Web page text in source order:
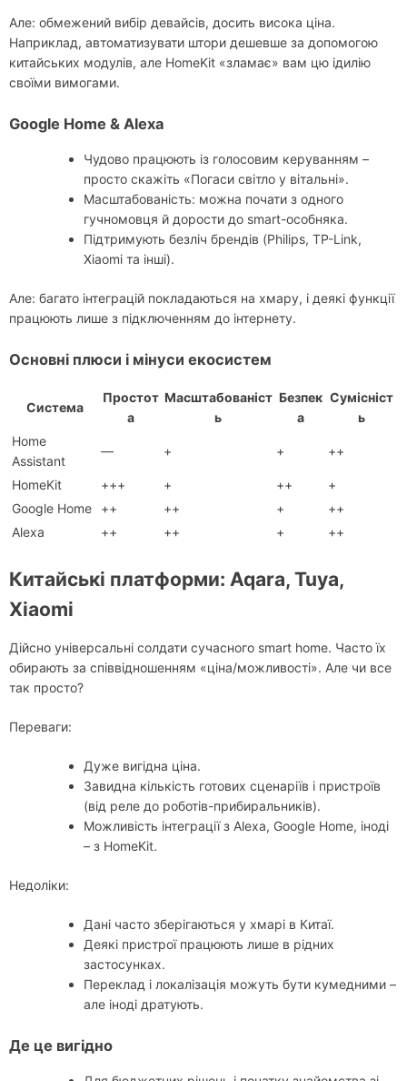
Але: обмежений вибір девайсів, досить висока ціна.
Наприклад, автоматизувати штори дешевше за допомогою
китайських модулів, але HomeKit «зламає» вам цю ідилію
своїми вимогами.
Google Home & Alexa
Чудово працюють із голосовим керуванням –
просто скажіть «Погаси світло у вітальні».
Масштабованість: можна почати з одного
гучномовця й дорости до smart-особняка.
Підтримують безліч брендів (Philips, TP-Link,
Xiaomi та інші).
Але: багато інтеграцій покладаються на хмару, і деякі функції
працюють лише з підключенням до інтернету.
Основні плюси і мінуси екосистем
Система
Простот
а
Масштабованіст
ь
Безпек
а
Сумісніст
ь
Home
Assistant
— + + ++
HomeKit +++ + ++
+
Google Home
++ ++ +
++
Alexa
++ ++ + ++
Китайські платформи: Aqara, Tuya,
Xiaomi
Дійсно універсальні солдати сучасного smart home. Часто їх
обирають за співвідношенням «ціна/можливості». Але чи все
так просто?
Переваги:
Дуже вигідна ціна.
Завидна кількість готових сценаріїв і пристроїв
(від реле до роботів-прибиральників).
Можливість інтеграції з Alexa, Google Home, іноді
– з HomeKit.
Недоліки:
Дані часто зберігаються у хмарі в Китаї.
Деякі пристрої працюють лише в рідних
застосунках.
Переклад і локалізація можуть бути кумедними –
але іноді дратують.
Де це вигідно